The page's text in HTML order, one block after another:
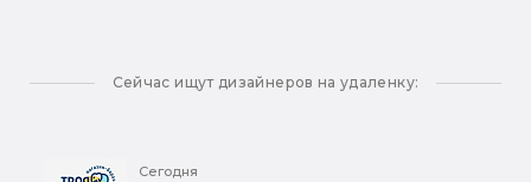
Сейчас ищут дизайнеров на удаленку:
Сегодня